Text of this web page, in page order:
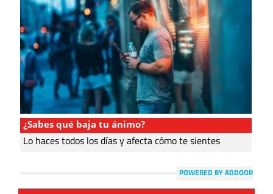
¿Sabes qué baja tu ánimo?
Lo haces todos los días y afecta cómo te sientes
POWERED BY ADDOOR